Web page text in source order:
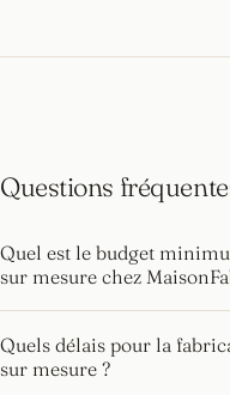
Questions
Quel est le budget
sur mesure chez
Quels délais pour la
sur mesure ?